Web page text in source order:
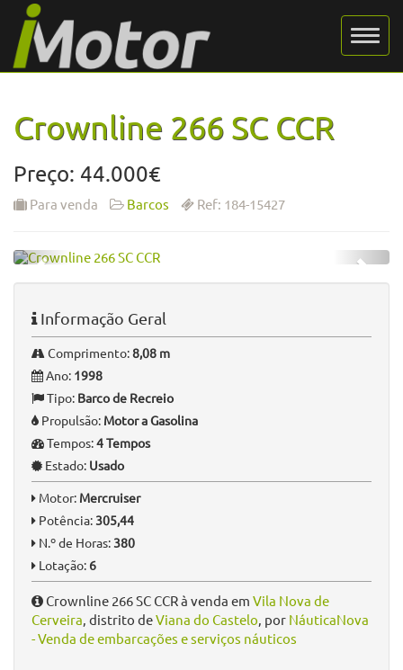
Crownline 266 SC CCR
Preço: 44.000€
Para venda Barcos Ref: 184-15427
Informação Geral
Comprimento:8,08 m
Ano: 1998
Tipo: Barco de Recreio
Propulsão: Motor a Gasolina
Tempos:4 Tempos
Estado: Usado
Motor: Mercruiser
Potência: 305,44
N.º de Horas: 380
Lotação: 6
Crownline 266 SC CCR à venda em Vila Nova de
Cerveira, distrito deViana do Castelo, por NáuticaNova
- Venda de embarcações e serviços náuticos